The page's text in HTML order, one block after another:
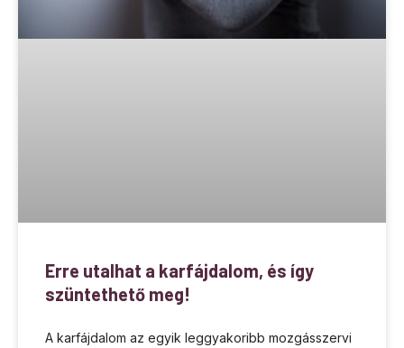
Erre utalhat a karfájdalom, és így
szüntethető meg!
A karfájdalom az egyik leggyakoribb mozgásszervi